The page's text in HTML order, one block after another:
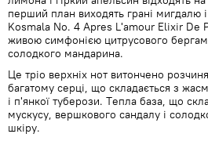
перший план виходять грані мигдалю
Kosmala No. 4 Apres L'amour Elixir De
живою симфонією цитрусового
солодкого мандарина.
Це тріо верхніх нот витончено
багатому серці, що складається з
і п'янкої туберози. Тепла база, що
мускусу, вершкового сандалу і
шкіру.